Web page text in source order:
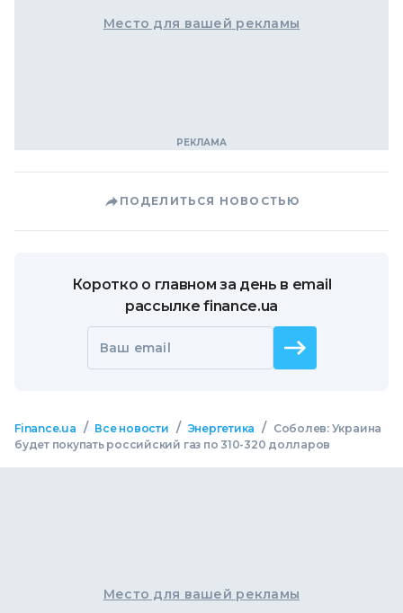
Место для вашей рекламы
ПОДЕЛИТЬСЯ НОВОСТЬЮ
Коротко о главном за день в email
рассылке finance.ua
Ваш email
Finance.ua / Все новости / Энергетика /
Соболев: Украина
будет покупать российский газ по 310-320 долларов
Место для вашей рекламы